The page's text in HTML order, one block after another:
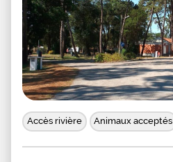
Accès rivière Animaux acceptés